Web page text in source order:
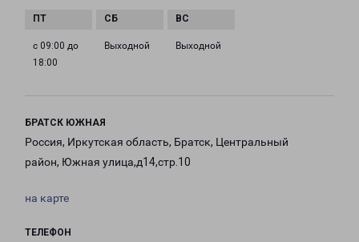
с 09:00 до
18:00
Выходной Выходной
БРАТСК ЮЖНАЯ
Россия, Иркутская область, Братск, Центральный
район, Южная улица,д14,стр.10
на карте
ТЕЛЕФОН